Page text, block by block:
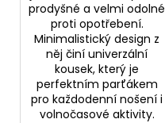
prodyšné a velmi odolné
proti opotřebení.
Minimalistický design z
něj činí univerzální
kousek, který je
perfektním parťákem
pro každodenní nošení i
volnočasové aktivity.